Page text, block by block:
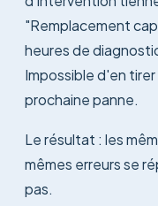
"Remplacement
heures de
Impossible d'en
prochaine panne.
Le résultat : les
mêmes erreurs se
pas.